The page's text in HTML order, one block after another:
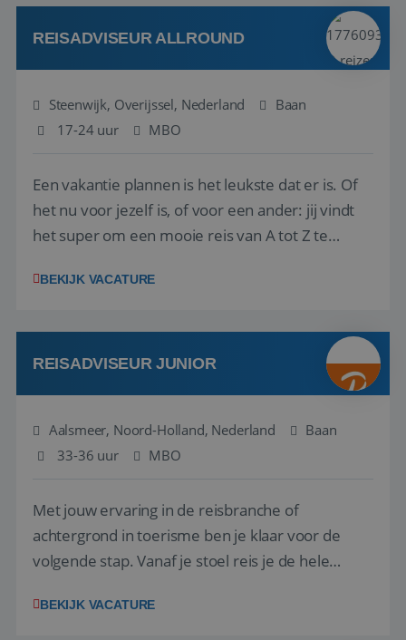
deze onderdelen zijn nu samen gevoegd...
REISADVISEUR ALLROUND
Steenwijk, Overijssel, Nederland
Baan
17-24 uur
MBO
Een vakantie plannen is het leukste dat er is. Of
het nu voor jezelf is, of voor een ander: jij vindt
het super om een mooie reis van A tot Z te
vakantiegangers de meest prachtige plekjes op
werken: of het nu gaat om vragen ...
BEKIJK VACATURE
REISADVISEUR JUNIOR
Aalsmeer, Noord-Holland, Nederland
Baan
33-36 uur
MBO
Met jouw ervaring in de reisbranche of
achtergrond in toerisme ben je klaar voor de
volgende stap. Vanaf je stoel reis je de hele
wensen van je team, je klant en wat er in de
BEKIJK VACATURE